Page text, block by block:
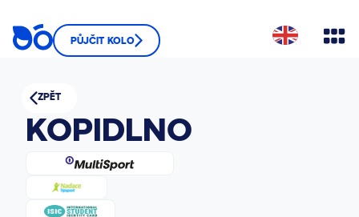
PŮJČIT KOLO
ZPĚT
KOPIDLNO